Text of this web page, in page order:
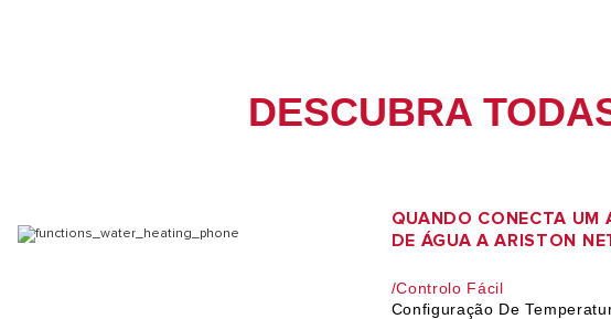
DESCUBRA
QUANDO CONECTA UM
DE ÁGUA A ARISTON
/Controlo Fácil
Configuração De